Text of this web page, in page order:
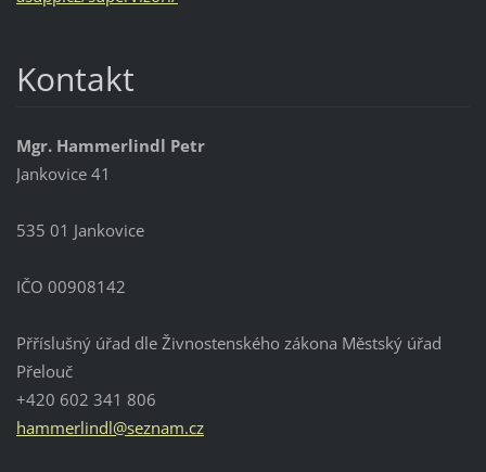
Kontakt
Mgr. Hammerlindl Petr
Jankovice 41
535 01 Jankovice
IČO 00908142
Přříslušný úřad dle Živnostenského zákona Městský úřad
Přelouč
+420 602 341 806
hammerlindl@seznam.cz